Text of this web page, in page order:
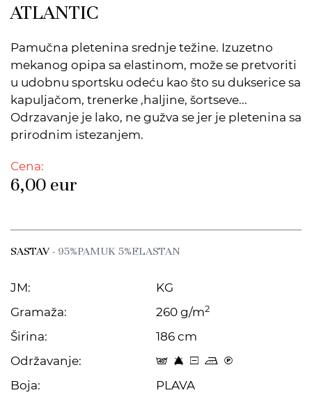
ATLANTIC
Pamučna pletenina srednje težine. Izuzetno
mekanog opipa sa elastinom, može se pretvoriti
u udobnu sportsku odeću kao što su dukserice sa
kapuljačom, trenerke ,haljine, šortseve...
Odrzavanje je lako, ne gužva se jer je pletenina sa
prirodnim istezanjem.
Cena:
6,00 eur
SASTAV- 95%PAMUK 5%ELASTAN
JM:
KG
Gramaža:
260 g/m2
Širina:
186 cm
Održavanje:
t 8 a p C
Boja:
PLAVA